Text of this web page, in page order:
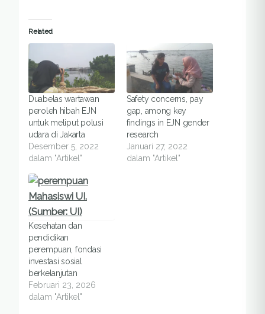
Related
Duabelas wartawan
peroleh hibah EJN
untuk meliput polusi
udara di Jakarta
Desember 5, 2022
dalam "Artikel"
Safety concerns, pay
gap, among key
findings in EJN gender
research
Januari 27, 2022
dalam "Artikel"
Kesehatan dan
pendidikan
perempuan, fondasi
investasi sosial
berkelanjutan
Februari 23, 2026
dalam "Artikel"